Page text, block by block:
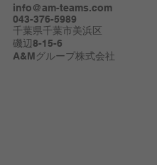
info@am-teams.com
043-376-5989
千葉県千葉市美浜区
磯辺8-15-6
A&Mグループ株式会社